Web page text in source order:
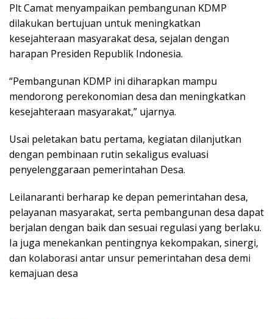
Plt Camat menyampaikan pembangunan KDMP
dilakukan bertujuan untuk meningkatkan
kesejahteraan masyarakat desa, sejalan dengan
harapan Presiden Republik Indonesia.
“Pembangunan KDMP ini diharapkan mampu
mendorong perekonomian desa dan meningkatkan
kesejahteraan masyarakat,” ujarnya.
Usai peletakan batu pertama, kegiatan dilanjutkan
dengan pembinaan rutin sekaligus evaluasi
penyelenggaraan pemerintahan Desa.
Leilanaranti berharap ke depan pemerintahan desa,
pelayanan masyarakat, serta pembangunan desa dapat
berjalan dengan baik dan sesuai regulasi yang berlaku.
Ia juga menekankan pentingnya kekompakan, sinergi,
dan kolaborasi antar unsur pemerintahan desa demi
kemajuan desa